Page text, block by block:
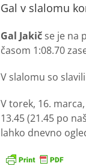
Gal v slalomu
Gal Jakič se je na
časom 1:08.70
V slalomu so
V torek, 16.
13.45 (21.45 po
lahko dnevno